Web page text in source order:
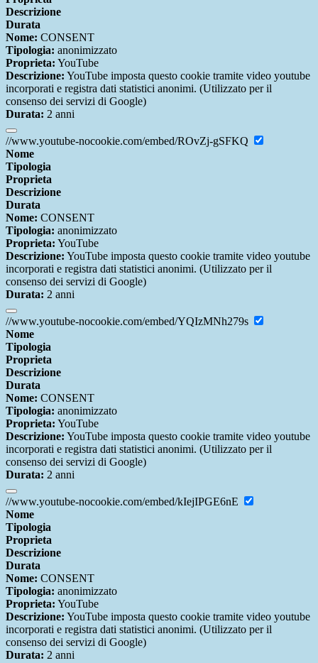
Descrizione
Durata
Nome: CONSENT
Tipologia: anonimizzato
Proprieta: YouTube
Descrizione: YouTube imposta questo cookie tramite video youtube
incorporati e registra dati statistici anonimi. (Utilizzato per il
consenso dei servizi di Google)
Durata: 2 anni
//www.youtube-nocookie.com/embed/ROvZj-gSFKQ
Nome
Tipologia
Proprieta
Descrizione
Durata
Nome: CONSENT
Tipologia: anonimizzato
Proprieta: YouTube
Descrizione: YouTube imposta questo cookie tramite video youtube
incorporati e registra dati statistici anonimi. (Utilizzato per il
consenso dei servizi di Google)
Durata: 2 anni
//www.youtube-nocookie.com/embed/YQIzMNh279s
Nome
Tipologia
Proprieta
Descrizione
Durata
Nome: CONSENT
Tipologia: anonimizzato
Proprieta: YouTube
Descrizione: YouTube imposta questo cookie tramite video youtube
incorporati e registra dati statistici anonimi. (Utilizzato per il
consenso dei servizi di Google)
Durata: 2 anni
//www.youtube-nocookie.com/embed/kIejIPGE6nE
Nome
Tipologia
Proprieta
Descrizione
Durata
Nome: CONSENT
Tipologia: anonimizzato
Proprieta: YouTube
Descrizione: YouTube imposta questo cookie tramite video youtube
incorporati e registra dati statistici anonimi. (Utilizzato per il
consenso dei servizi di Google)
Durata: 2 anni